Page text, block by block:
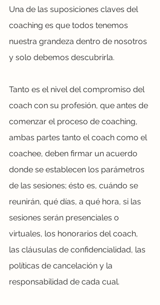
Una de las suposiciones claves del
coaching es que todos tenemos
nuestra grandeza dentro de nosotros
y solo debemos descubrirla.
Tanto es el nivel del compromiso del
coach con su profesión, que antes de
comenzar el proceso de coaching,
ambas partes tanto el coach como el
coachee, deben firmar un acuerdo
donde se establecen los parámetros
de las sesiones; ésto es, cuándo se
reunirán, qué días, a qué hora, si las
sesiones serán presenciales o
virtuales, los honorarios del coach,
las cláusulas de confidencialidad, las
políticas de cancelación y la
responsabilidad de cada cual.